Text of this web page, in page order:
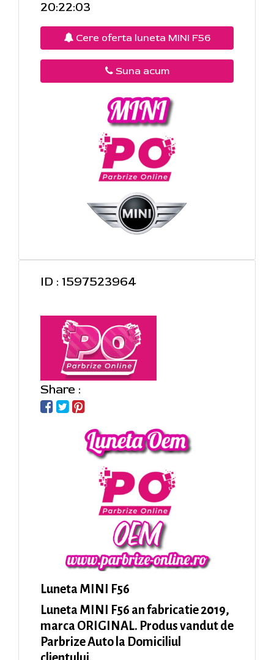
20:22:03
Cere oferta luneta MINI F56
Suna acum
ID : 1597523964
Share :
Luneta MINI F56
Luneta MINI F56 an fabricatie 2019,
marca ORIGINAL. Produs vandut de
Parbrize Auto la Domiciliul
clientului.